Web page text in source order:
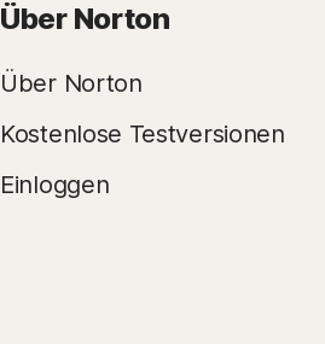
Über Norton
Über Norton
Kostenlose Testversionen
Einloggen